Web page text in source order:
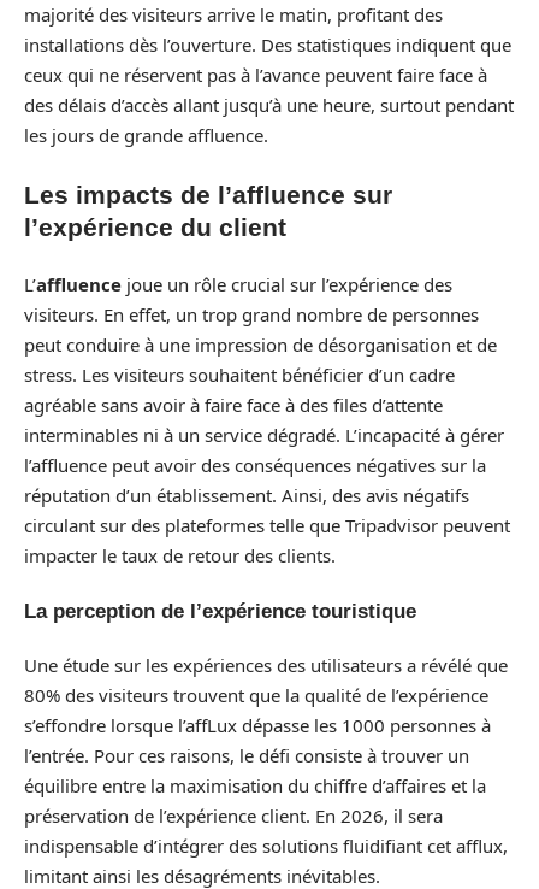
majorité des visiteurs arrive le matin, profitant des
installations dès l’ouverture. Des statistiques indiquent que
ceux qui ne réservent pas à l’avance peuvent faire face à
des délais d’accès allant jusqu’à une heure, surtout pendant
les jours de grande affluence.
Les impacts de l’affluence sur
l’expérience du client
L’affluence joue un rôle crucial sur l’expérience des
visiteurs. En effet, un trop grand nombre de personnes
peut conduire à une impression de désorganisation et de
stress. Les visiteurs souhaitent bénéficier d’un cadre
agréable sans avoir à faire face à des files d’attente
interminables ni à un service dégradé. L’incapacité à gérer
l’affluence peut avoir des conséquences négatives sur la
réputation d’un établissement. Ainsi, des avis négatifs
circulant sur des plateformes telle que Tripadvisor peuvent
impacter le taux de retour des clients.
La perception de l’expérience touristique
Une étude sur les expériences des utilisateurs a révélé que
80% des visiteurs trouvent que la qualité de l’expérience
s’effondre lorsque l’affLux dépasse les 1000 personnes à
l’entrée. Pour ces raisons, le défi consiste à trouver un
équilibre entre la maximisation du chiffre d’affaires et la
préservation de l’expérience client. En 2026, il sera
indispensable d’intégrer des solutions fluidifiant cet afflux,
limitant ainsi les désagréments inévitables.